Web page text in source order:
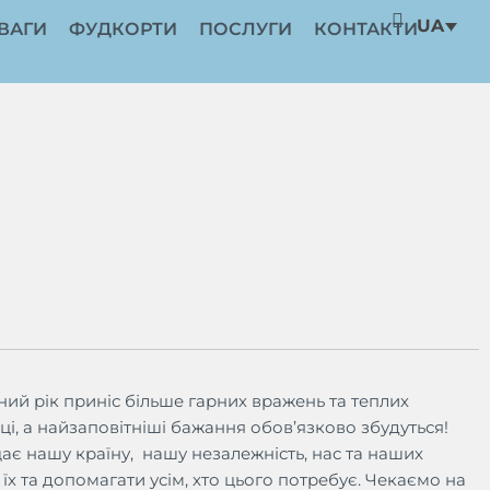
ФУДКОРТИ ПОСЛУГИ КОНТАКТИUA
рік приніс більше гарних вражень та теплих
а найзаповітніші бажання обов’язково збудуться!
нашу країну, нашу незалежність, нас та наших
та допомагати усім, хто цього потребує. Чекаємо на